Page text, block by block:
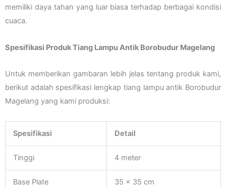
memiliki daya tahan yang luar biasa terhadap berbagai kondisi
cuaca.
Spesifikasi Produk Tiang Lampu Antik Borobudur Magelang
Untuk memberikan gambaran lebih jelas tentang produk kami,
berikut adalah spesifikasi lengkap tiang lampu antik Borobudur
Magelang yang kami produksi:
Spesifikasi Detail
Tinggi 4 meter
Base Plate 35 x 35 cm